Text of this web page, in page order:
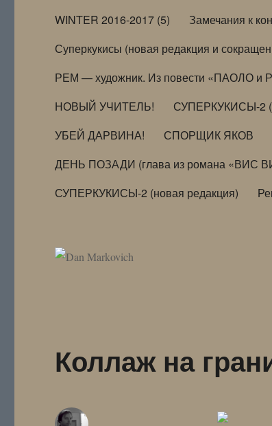
WINTER 2016-2017 (5)
Замечания к
Суперкукисы (новая редакция и
РЕМ — художник. Из повести «ПАОЛО и
НОВЫЙ УЧИТЕЛЬ!
СУПЕРКУКИСЫ-2
УБЕЙ ДАРВИНА!
СПОРЩИК ЯКОВ
ДЕНЬ ПОЗАДИ (глава из романа «ВИС
СУПЕРКУКИСЫ-2 (новая редакция)
Коллаж на